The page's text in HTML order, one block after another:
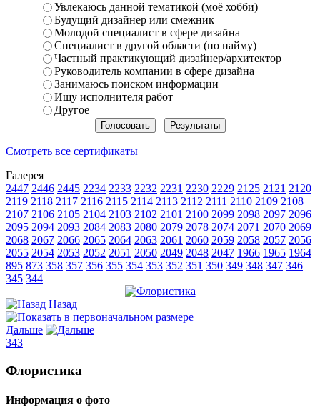
Увлекаюсь данной тематикой (моё хобби)
Будущий дизайнер или смежник
Молодой специалист в сфере дизайна
Специалист в другой области (по найму)
Частный практикующий дизайнер/архитектор
Руководитель компании в сфере дизайна
Занимаюсь поиском информации
Ищу исполнителя работ
Другое
Смотреть все сертификаты
Галерея
2447 2446 2445 2234 2233 2232 2231 2230 2229 2125 2121 2120
2119 2118 2117 2116 2115 2114 2113 2112 2111 2110 2109 2108
2107 2106 2105 2104 2103 2102 2101 2100 2099 2098 2097 2096
2095 2094 2093 2084 2083 2080 2079 2078 2074 2071 2070 2069
2068 2067 2066 2065 2064 2063 2061 2060 2059 2058 2057 2056
2055 2054 2053 2052 2051 2050 2049 2048 2047 1966 1965 1964
895 873 358 357 356 355 354 353 352 351 350 349 348 347 346
345 344
Назад
Дальше
343
Флористика
Информация о фото